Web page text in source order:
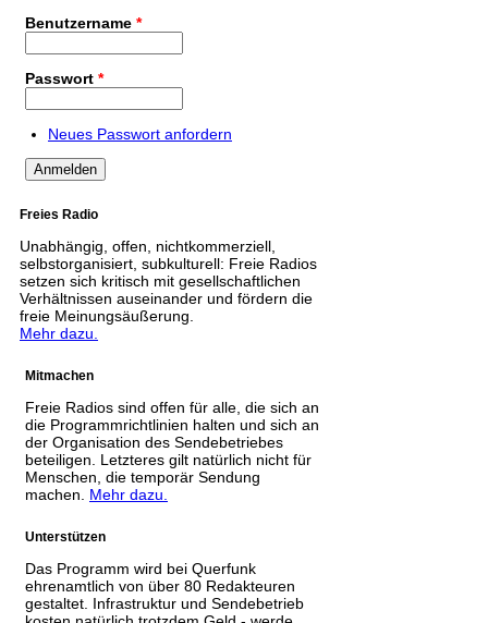
Benutzername *
Passwort *
Neues Passwort anfordern
Freies Radio
Unabhängig, offen, nichtkommerziell,
selbstorganisiert, subkulturell: Freie Radios
setzen sich kritisch mit gesellschaftlichen
Verhältnissen auseinander und fördern die
freie Meinungsäußerung.
Mehr dazu.
Mitmachen
Freie Radios sind offen für alle, die sich an
die Programmrichtlinien halten und sich an
der Organisation des Sendebetriebes
beteiligen. Letzteres gilt natürlich nicht für
Menschen, die temporär Sendung
machen. Mehr dazu.
Unterstützen
Das Programm wird bei Querfunk
ehrenamtlich von über 80 Redakteuren
gestaltet. Infrastruktur und Sendebetrieb